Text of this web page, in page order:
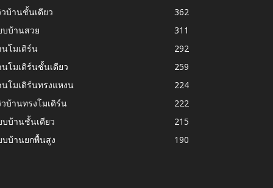
บ้านชั้นเดียว
362
บบ้านสวย
311
โมเดิร์น
292
โมเดิร์นชั้นเดียว
259
โมเดิร์นทรงแหงน
224
บ้านทรงโมเดิร์น
222
บบ้านชั้นเดียว
215
บบ้านยกพื้นสูง
190